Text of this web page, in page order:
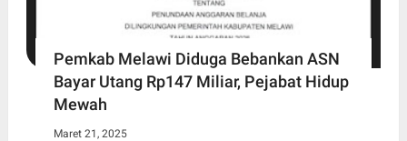
Pemkab Melawi Diduga Bebankan ASN
Bayar Utang Rp147 Miliar, Pejabat Hidup
Mewah
Maret 21, 2025